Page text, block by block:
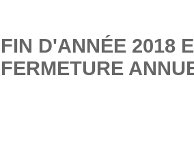
FIN D'ANNÉE 2018
FERMETURE